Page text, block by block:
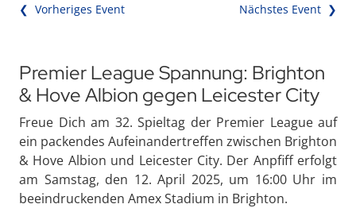
❮ Vorheriges Event Nächstes Event ❯
Premier League Spannung: Brighton
& Hove Albion gegen Leicester City
Freue Dich am 32. Spieltag der Premier League auf
ein packendes Aufeinandertreffen zwischen Brighton
& Hove Albion und Leicester City. Der Anpfiff erfolgt
am Samstag, den 12. April 2025, um 16:00 Uhr im
beeindruckenden Amex Stadium in Brighton.